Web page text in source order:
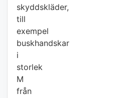
skyddskläder,
till
exempel
buskhandskar
i
storlek
M
från